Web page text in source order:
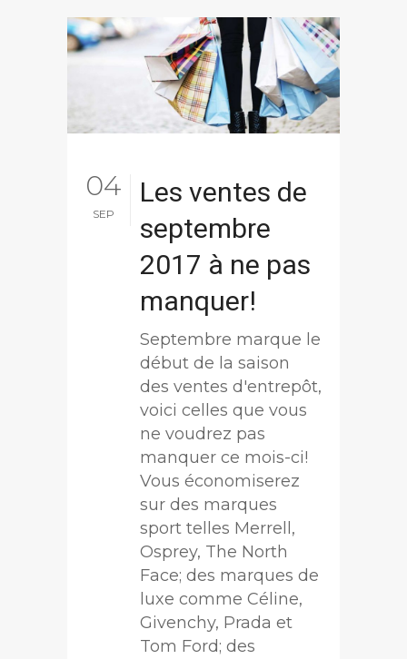
04
SEP
Les ventes de
septembre
2017 à ne pas
manquer!
Septembre marque le
début de la saison
des ventes d'entrepôt,
voici celles que vous
ne voudrez pas
manquer ce mois-ci!
Vous économiserez
sur des marques
sport telles Merrell,
Osprey, The North
Face; des marques de
luxe comme Céline,
Givenchy, Prada et
Tom Ford; des